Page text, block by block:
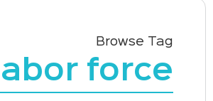
Browse Tag
labor force